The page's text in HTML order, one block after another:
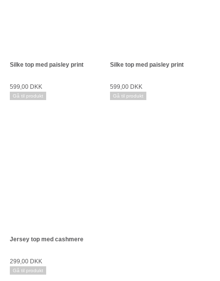
Silke top med paisley print
599,00 DKK
Gå til produkt
Silke top med paisley print
599,00 DKK
Gå til produkt
Jersey top med cashmere
299,00 DKK
Gå til produkt